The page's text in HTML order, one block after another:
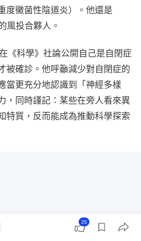
度黴菌性陰道炎）。他還是
風投合夥人。
《科學》社論公開自己是自閉症
被確診。他呼籲減少對自閉症的
當更充分地認識到「神經多樣
，同時謹記：某些在旁人看來異
特質，反而能成為推動科學探索
25